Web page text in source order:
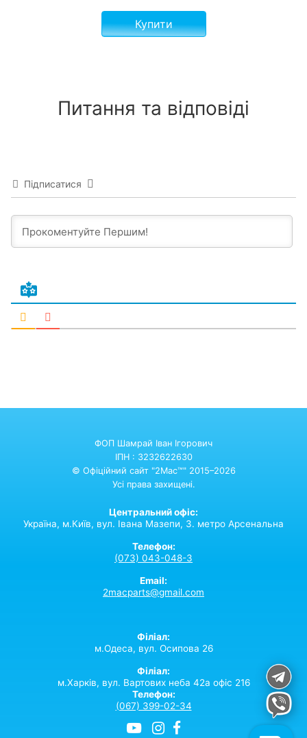
Купити
Питання та відповіді
Підписатися
ФОП Шамрай Іван Ігорович
ІПН : 3232622630
© Офіційний сайт "2Mac™" 2015–2026
Усі права захищені.
Центральний офіс:
Україна, м.Київ, вул. Івана Мазепи, 3. метро Арсенальна
Телефон:
(073) 043-048-3
Email:
2macparts@gmail.com
Філіал:
м.Одеса, вул. Осипова 26
Філіал:
м.Харків, вул. Вартових неба 42а офіс 216
Телефон:
(067) 399-02-34